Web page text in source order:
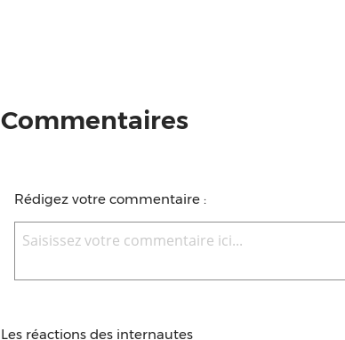
Commentaires
Rédigez votre commentaire :
Les réactions des internautes